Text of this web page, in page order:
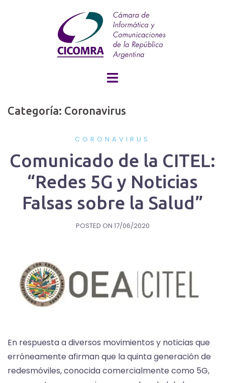
Categoría: Coronavirus
CORONAVIRUS
Comunicado de la CITEL:
“Redes 5G y Noticias
Falsas sobre la Salud”
POSTED ON 17/06/2020
En respuesta a diversos movimientos y noticias que
erróneamente afirman que la quinta generación de
redesmóviles, conocida comercialmente como 5G,